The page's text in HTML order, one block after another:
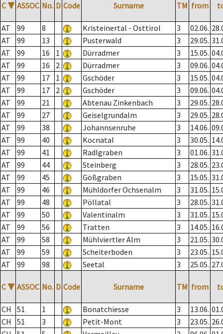
C ▼ ASSOC No. D Code Surname TM from
AT 99 8 Kristeinertal - Osttirol 3 02.06.
AT
99 13 Pusterwald 3 29.05.
AT
99 16 1 Dürradmer 3 15.05.
AT
99 16 2 Dürradmer 3 09.06.
AT
99 17 1 Gschöder 3 15.05.
AT
99 17 2 Gschöder 3 09.06.
AT
99 21 Abtenau Zinkenbach 3 29.05.
AT
99 27 Geiselgrundalm 3 29.05.
AT
99 38 Johannsenruhe 3 14.06.
AT
99 40 Kocnatal 3 30.05.
AT
99 41 Radlgraben 3 01.06.
AT
99 44 Steinberg 3 28.05.
AT
99 45 Gößgraben 3 15.05.
AT
99 46 Mühldorfer Ochsenalm 3 31.05.
AT
99 48 Pöllatal 3 28.05.
AT
99 50 Valentinalm 3 31.05.
AT
99 56 Tratten 3 14.05.
AT
99 58 Mühlviertler Alm 3 21.05.
AT
99 59 Scheiterboden 3 23.05.
AT
99 98 Seetal 3 25.05.
C ▼ ASSOC No. D Code Surname TM from
CH 51 1 Bonatchiesse 3 13.06.
CH
51 3 Petit-Mont 3 23.05.